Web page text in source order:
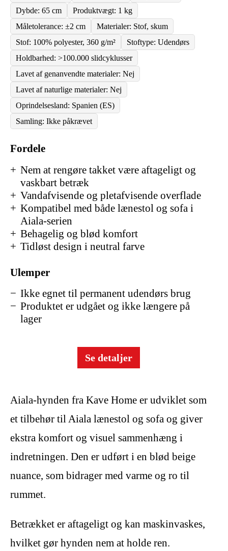
Aiala-hynden fra Kave Home er udviklet som
et tilbehør til Aiala lænestol og sofa og giver
ekstra komfort og visuel sammenhæng i
indretningen. Den er udført i en blød beige
nuance, som bidrager med varme og ro til
rummet.
Betrækket er aftageligt og kan maskinvaskes,
hvilket gør hynden nem at holde ren.
Fordele
Nem at rengøre takket være aftageligt og
vaskbart betræk
Vandafvisende og pletafvisende overflade
Kompatibel med både lænestol og sofa i
Aiala-serien
Behagelig og blød komfort
Tidløst design i neutral farve
Ulemper
Ikke egnet til permanent udendørs brug
Produktet er udgået og ikke længere på
lager
Dybde: 65 cm
Produktvægt: 1 kg
Måletolerance: ±2 cm
Materialer: Stof, skum
Stof: 100% polyester, 360 g/m²
Stoftype: Udendørs
Holdbarhed: >100.000 slidcyklusser
Lavet af genanvendte materialer: Nej
Lavet af naturlige materialer: Nej
Oprindelsesland: Spanien (ES)
Samling: Ikke påkrævet
Se detaljer